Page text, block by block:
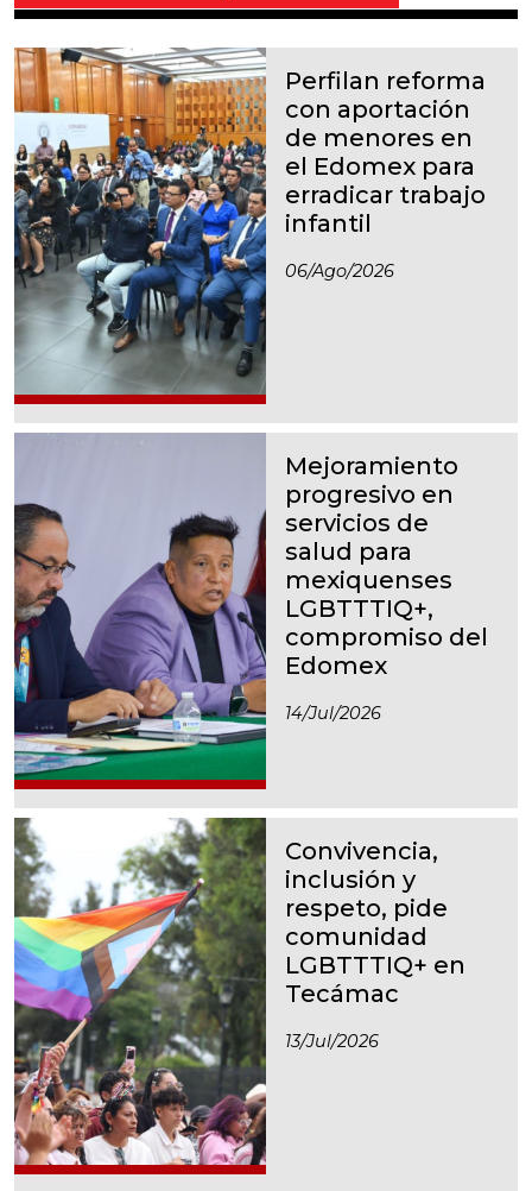
Perfilan reforma
con aportación
de menores en
el Edomex para
erradicar trabajo
infantil
06/ago/2026
Mejoramiento
progresivo en
servicios de
salud para
mexiquenses
LGBTTTIQ+,
compromiso del
Edomex
14/jul/2026
Convivencia,
inclusión y
respeto, pide
comunidad
LGBTTTIQ+ en
Tecámac
13/jul/2026